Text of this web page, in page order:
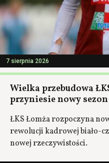
7 sierpnia 2026
Wielka przebudowa
przyniesie nowy
ŁKS Łomża rozpoczyna
rewolucji kadrowej biało-
nowej rzeczywistości.